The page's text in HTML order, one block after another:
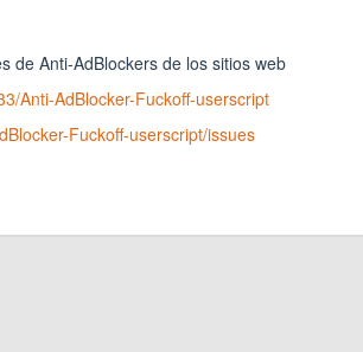
de Anti-AdBlockers de los sitios web
Anti-AdBlocker-Fuckoff-userscript
Fuckoff-userscript/issues